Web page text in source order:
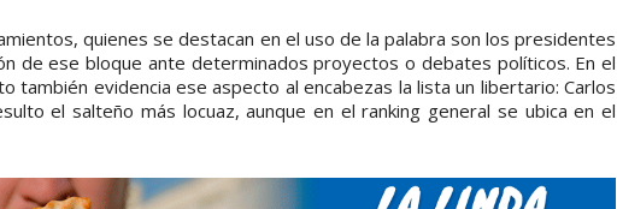
quienes se destacan en el uso de la palabra son los presidentes
de ese bloque ante determinados proyectos o debates políticos. En el
también evidencia ese aspecto al encabezas la lista un libertario: Carlos
el salteño más locuaz, aunque en el ranking general se ubica en el